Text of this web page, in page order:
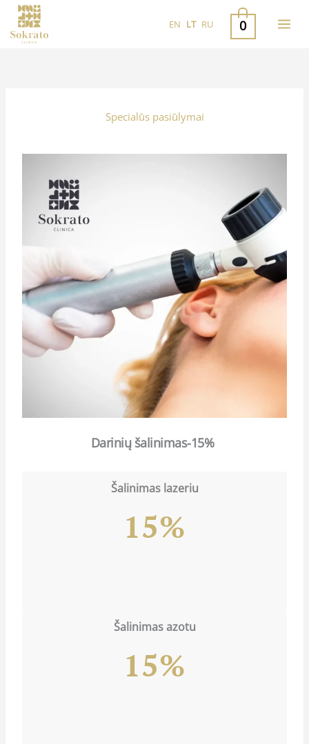
Pereiti
prie
turinio
EN LT RU 0
Specialūs pasiūlymai
Darinių šalinimas-15%
Šalinimas lazeriu
15%
Šalinimas azotu
15%